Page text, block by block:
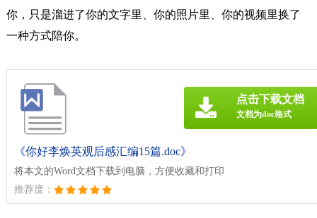
你，只是溜进了你的文字里、你的照片里、你的视频里换了
一种方式陪你。
《你好李焕英观后感汇编15篇.doc》
将本文的Word文档下载到电脑，方便收藏和打印
推荐度：
点击下载文档
文档为doc格式